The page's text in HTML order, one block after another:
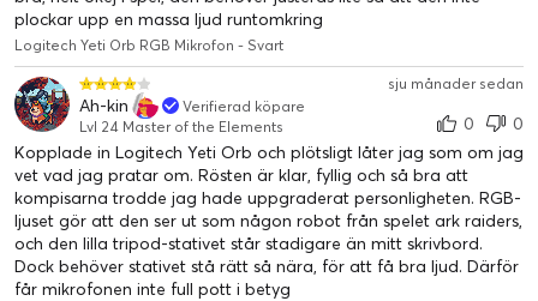
SPELA MED KRISTALLKLART LJUD
Tack vare en optimerad kondensatorkapsel, Blue VO!CE-förval
och en enkel, kompakt design är Yeti Orb ett av de enklaste
sätten att uppgradera din spel- eller streaminguppsättning med
kristallklara kommunikationer.
plockar upp en massa ljud runtomkring
Logitech Yeti Orb RGB Mikrofon - Svart
sju månader sedan
Ah-kin
Verifierad köpare
Lvl 24 Master of the Elements
0
0
Kopplade in Logitech Yeti Orb och plötsligt låter jag som om jag
vet vad jag pratar om. Rösten är klar, fyllig och så bra att
kompisarna trodde jag hade uppgraderat personligheten. RGB-
ljuset gör att den ser ut som någon robot från spelet ark raiders,
och den lilla tripod-stativet står stadigare än mitt skrivbord.
Dock behöver stativet stå rätt så nära, för att få bra ljud. Därför
får mikrofonen inte full pott i betyg